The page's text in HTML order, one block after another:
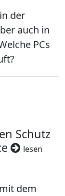
der
auch in
PCs
Schutz
lesen
dem